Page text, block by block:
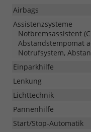
Airbags
Assistenzsysteme
Notbremsassistent
Abstandstempomat
Notrufsystem,
Einparkhilfe
Lenkung
Lichttechnik
Pannenhilfe
Start/Stop-Automatik